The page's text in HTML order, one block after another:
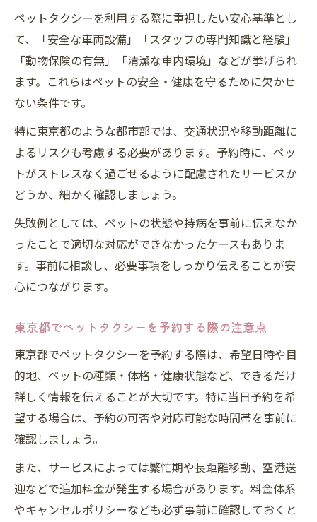
ペットタクシーを利用する際に重視したい安心基準とし
て、「安全な車両設備」「スタッフの専門知識と経験」
「動物保険の有無」「清潔な車内環境」などが挙げられ
ます。これらはペットの安全・健康を守るために欠かせ
ない条件です。
特に東京都のような都市部では、交通状況や移動距離に
よるリスクも考慮する必要があります。予約時に、ペッ
トがストレスなく過ごせるように配慮されたサービスか
どうか、細かく確認しましょう。
失敗例としては、ペットの状態や持病を事前に伝えなか
ったことで適切な対応ができなかったケースもありま
す。事前に相談し、必要事項をしっかり伝えることが安
心につながります。
東京都でペットタクシーを予約する際の注意点
東京都でペットタクシーを予約する際は、希望日時や目
的地、ペットの種類・体格・健康状態など、できるだけ
詳しく情報を伝えることが大切です。特に当日予約を希
望する場合は、予約の可否や対応可能な時間帯を事前に
確認しましょう。
また、サービスによっては繁忙期や長距離移動、空港送
迎などで追加料金が発生する場合があります。料金体系
やキャンセルポリシーなども必ず事前に確認しておくと